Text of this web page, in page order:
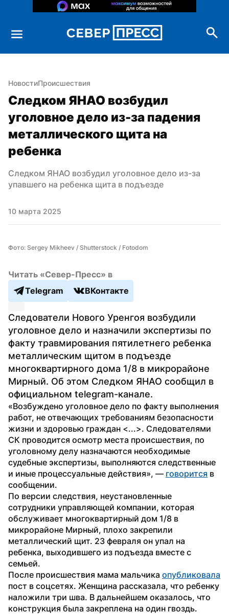
НовостиПроисшествия
Следком ЯНАО возбудил
уголовное дело из-за падения
металлического щита на
ребенка
Следком ЯНАО возбудил уголовное дело из-за
упавшего на ребенка щита в подъезде
10 марта 2025
Фото: Sergey Mikheev / Shutterstock / Fotodom
Читать «Север-Пресс» в
Telegram
ВКонтакте
Следователи Нового Уренгоя возбудили
уголовное дело и назначили экспертизы по
факту травмирования пятилетнего ребенка
металлическим щитом в подъезде
многоквартирного дома 1/8 в микрорайоне
Мирный. Об этом Следком ЯНАО сообщил в
официальном telegram-канале.
«Возбуждено уголовное дело по факту выполнения
работ, не отвечающих требованиям безопасности
жизни и здоровью граждан <...>. Следователями
СК проводится осмотр места происшествия, по
уголовному делу назначаются необходимые
судебные экспертизы, выполняются следственные
и иные процессуальные действия», — говорится в
сообщении.
По версии следствия, неустановленные
сотрудники управляющей компании, которая
обслуживает многоквартирный дом 1/8 в
микрорайоне Мирный, плохо закрепили
металлический щит. 23 февраля он упал на
ребенка, выходившего из подъезда вместе с
семьей.
После происшествия мама мальчика опубликовала
пост в соцсетях. ️Женщина рассказала, что ребенку
наложили три шва. В дальнейшем оказалось, что
конструкция была закреплена на один гвоздь.